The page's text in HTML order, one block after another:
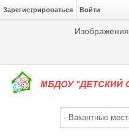
Зарегистрироваться Войти
Изображения